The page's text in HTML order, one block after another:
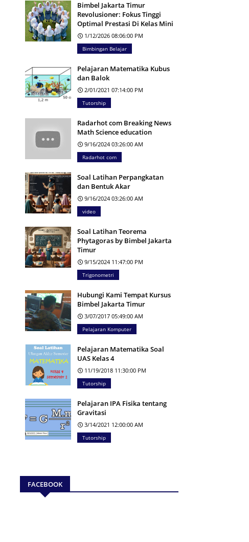
Bimbel Jakarta Timur
Revolusioner: Fokus Tinggi
Optimal Prestasi Di Kelas Mini
1/12/2026 08:06:00 PM
Bimbingan Belajar
Pelajaran Matematika Kubus
dan Balok
2/01/2021 07:14:00 PM
Tutorship
Radarhot com Breaking News
Math Science education
9/16/2024 03:26:00 AM
Radarhot com
Soal Latihan Perpangkatan
dan Bentuk Akar
9/16/2024 03:26:00 AM
video
Soal Latihan Teorema
Phytagoras by Bimbel Jakarta
Timur
9/15/2024 11:47:00 PM
Trigonometri
Hubungi Kami Tempat Kursus
Bimbel Jakarta Timur
3/07/2017 05:49:00 AM
Pelajaran Komputer
Pelajaran Matematika Soal
UAS Kelas 4
11/19/2018 11:30:00 PM
Tutorship
Pelajaran IPA Fisika tentang
Gravitasi
3/14/2021 12:00:00 AM
Tutorship
FACEBOOK